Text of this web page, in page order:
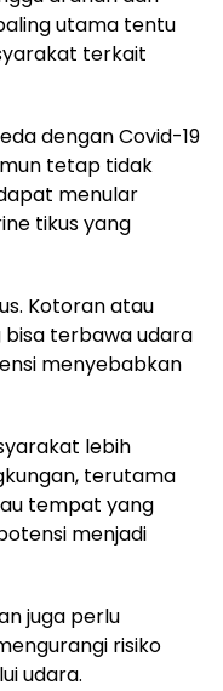
utama tentu
terkait
dengan Covid-19
tetap tidak
menular
tikus yang
Kotoran atau
bisa terbawa udara
menyebabkan
lebih
terutama
tempat yang
menjadi
juga perlu
risiko
udara.